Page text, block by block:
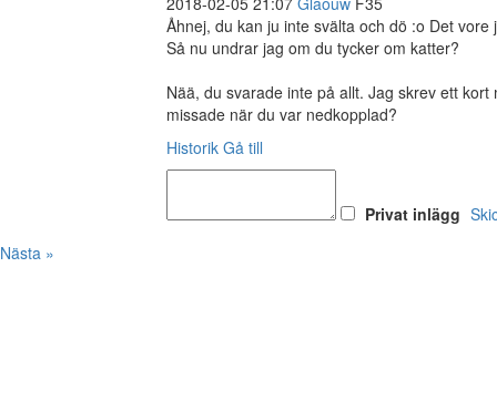
Åhnej, du kan ju inte svälta och dö :o Det vore
Så nu undrar jag om du tycker om katter?
Nää, du svarade inte på allt. Jag skrev ett
missade när du var nedkopplad?
Historik Gå till
Privat inlägg
Nästa »